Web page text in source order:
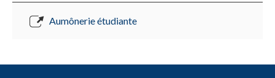
Aumônerie étudiante